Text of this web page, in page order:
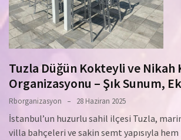
Tuzla Düğün Kokteyli ve Nikah
Organizasyonu – Şık Sunum,
Rborganizasyon 28 Haziran 2025
İstanbul’un huzurlu sahil ilçesi Tuzla,
villa bahçeleri ve sakin semt yapısıyla